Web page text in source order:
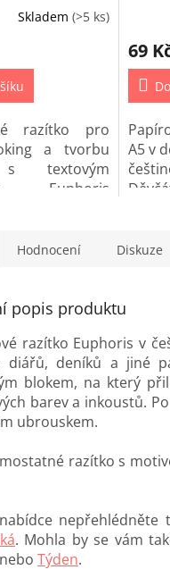
Skladem (>5 ks)
razítko pro
a tvorbu
textovým
Euphoris
69
A5 v
Hodnocení Diskuze
popis produktu
razítko Euphoris v
diářů, deníků a jiné
blokem, na který
barev a inkoustů.
ubrouskem.
razítko s
nepřehlédněte
. Mohla by se vám
nebo Týden.